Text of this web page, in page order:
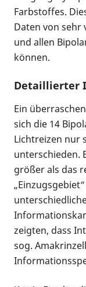
Farbstoffes.
Daten von sehr
und allen
können.
Detaillierter
Ein
sich die 14
Lichtreizen nur
unterschieden.
größer als das
zeigten, dass
sog.